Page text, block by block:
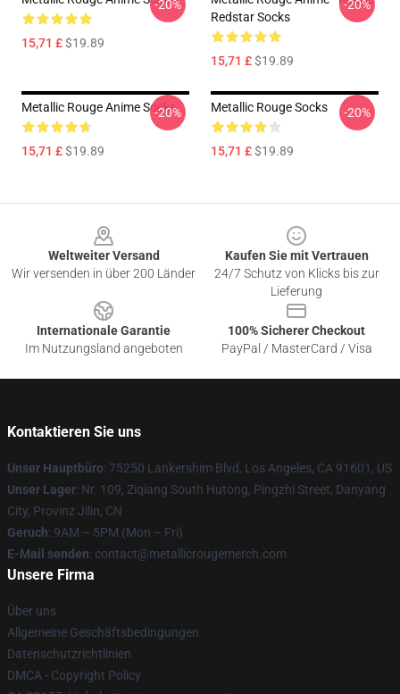
15,71 £$19.89
-20%
Redstar Socks
15,71 £$19.89
-20%
Metallic Rouge Anime Socks
15,71 £$19.89
-20% Metallic Rouge Socks
15,71 £$19.89
-20%
Weltweiter Versand
Wir versenden in über 200 Länder
Kaufen Sie mit Vertrauen
24/7 Schutz von Klicks bis zur
Lieferung
Internationale Garantie
Im Nutzungsland angeboten
100% Sicherer Checkout
PayPal / MasterCard / Visa
Kontaktieren Sie uns
Unser Hauptbüro: 75250 Lankershim Blvd, Los Angeles, CA 91601, US
Unser Lager: Nr. 109, Ziqiang South Hutong, Pingzhi Street, Danyang
City, Provinz Jilin, CN
Geruch: 9AM – 5PM (Mon – Fri)
E-Mail senden: contact@metallicrougemerch.com
Unsere Firma
Über uns
Allgemeine Geschäftsbedingungen
Datenschutzrichtlinien
DMCA - Copyright Policy